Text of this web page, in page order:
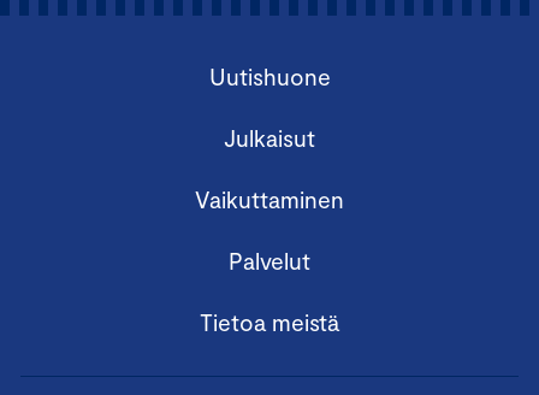
Uutishuone
Julkaisut
Vaikuttaminen
Palvelut
Tietoa meistä